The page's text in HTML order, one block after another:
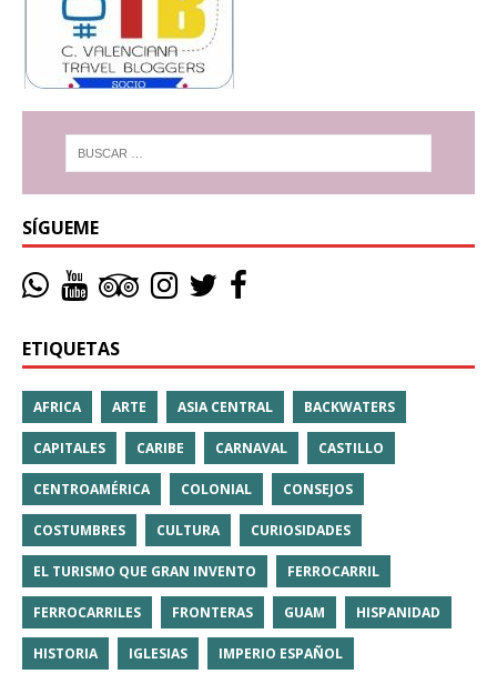
SÍGUEME
ETIQUETAS
AFRICA ARTE ASIA CENTRAL BACKWATERS
CAPITALES CARIBE CARNAVAL CASTILLO
CENTROAMÉRICA COLONIAL CONSEJOS
COSTUMBRES CULTURA CURIOSIDADES
EL TURISMO QUE GRAN INVENTO FERROCARRIL
FERROCARRILES FRONTERAS GUAM HISPANIDAD
HISTORIA IGLESIAS IMPERIO ESPAÑOL